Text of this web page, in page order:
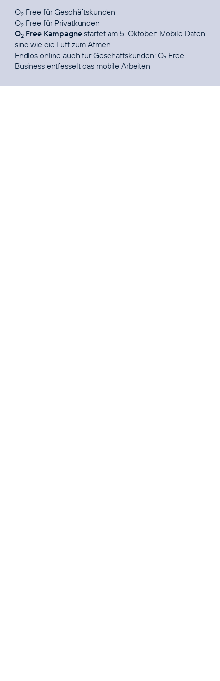
O2 Free fürGeschäftskunden
O2 Free für Privatkunden
O2 Free Kampagne startet am 5. Oktober: Mobile Daten
sind wie die Luft zum Atmen
Endlos online auch für Geschäftskunden: O2 Free
Business entfesselt das mobile Arbeiten